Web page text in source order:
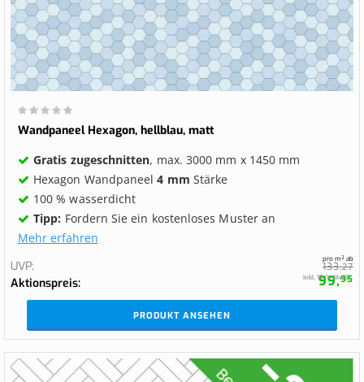
Wertung:
0%
Wandpaneel Hexagon, hellblau, matt
Gratis zugeschnitten, max. 3000 mm x 1450 mm
Hexagon Wandpaneel4 mm Stärke
100 % wasserdicht
Tipp: Fordern Sie ein kostenloses Muster an
Mehr erfahren
UVP
133,27
Aktionspreis
pro m² ab
99,95
Inkl. 19 % MwSt.
PRODUKT ANSEHEN